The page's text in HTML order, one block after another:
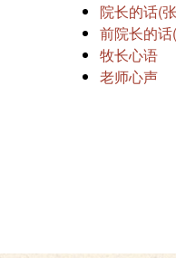
院长的话(
前院长的
牧长心语
老师心声